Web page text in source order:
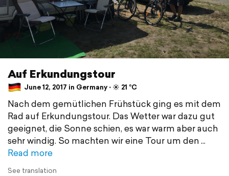
Auf Erkundungstour
June 12, 2017 in Germany ⋅ ☀️ 21 °C
Nach dem gemütlichen Frühstück ging es mit dem
Rad auf Erkundungstour. Das Wetter war dazu gut
geeignet, die Sonne schien, es war warm aber auch
sehr windig. So machten wir eine Tour um den
Read more
See translation